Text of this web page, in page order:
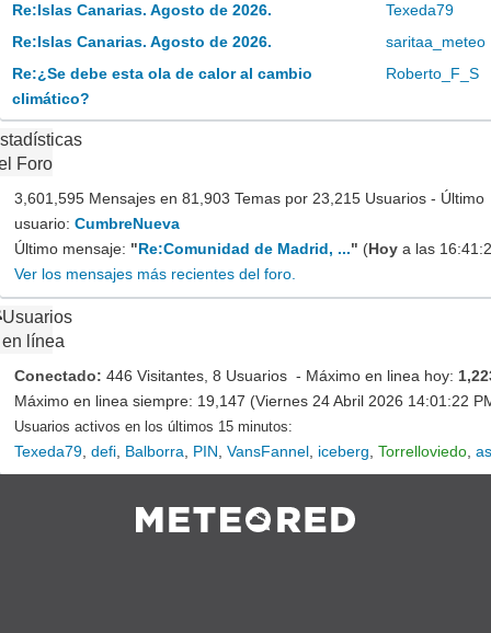
Re:Islas Canarias. Agosto de 2026.
Texeda79
Re:Islas Canarias. Agosto de 2026.
saritaa_meteo
Re:¿Se debe esta ola de calor al cambio
climático?
Roberto_F_S
Foro
3,601,595 Mensajes en 81,903 Temas por 23,215 Usuarios - Último
usuario: CumbreNueva
Último mensaje: "Re:Comunidad de Madrid, ..." (Hoy a las
Ver los mensajes más recientes del foro.
Usuarios
en línea
Conectado: 446 Visitantes, 8 Usuarios - Máximo en linea hoy:
Máximo en linea siempre: 19,147 (Viernes 24 Abril 2026 14:01:22
Usuarios activos en los últimos 15 minutos:
Texeda79 defi Balborra PIN VansFannel iceberg Torrelloviedo